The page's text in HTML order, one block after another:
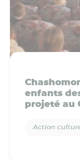
enfants
projeté au
Action